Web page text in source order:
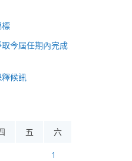
今屆任期內完成
候訊
五 六
1